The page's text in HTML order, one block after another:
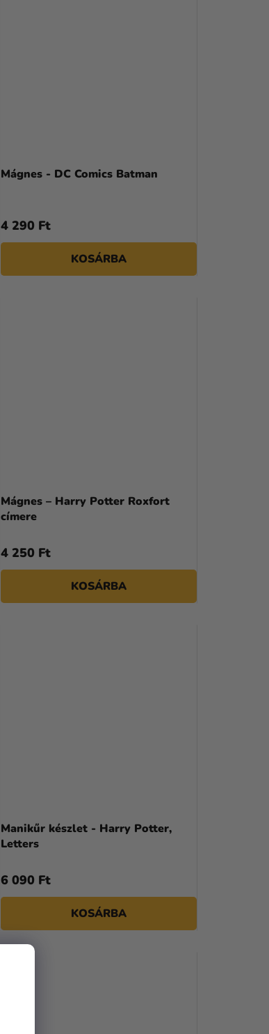
N
Z
É
Mágnes - DC Comics Batman
4 290 Ft
KOSÁRBA
Mágnes – Harry Potter Roxfort
címere
4 250 Ft
KOSÁRBA
Manikűr készlet - Harry Potter,
Letters
6 090 Ft
KOSÁRBA